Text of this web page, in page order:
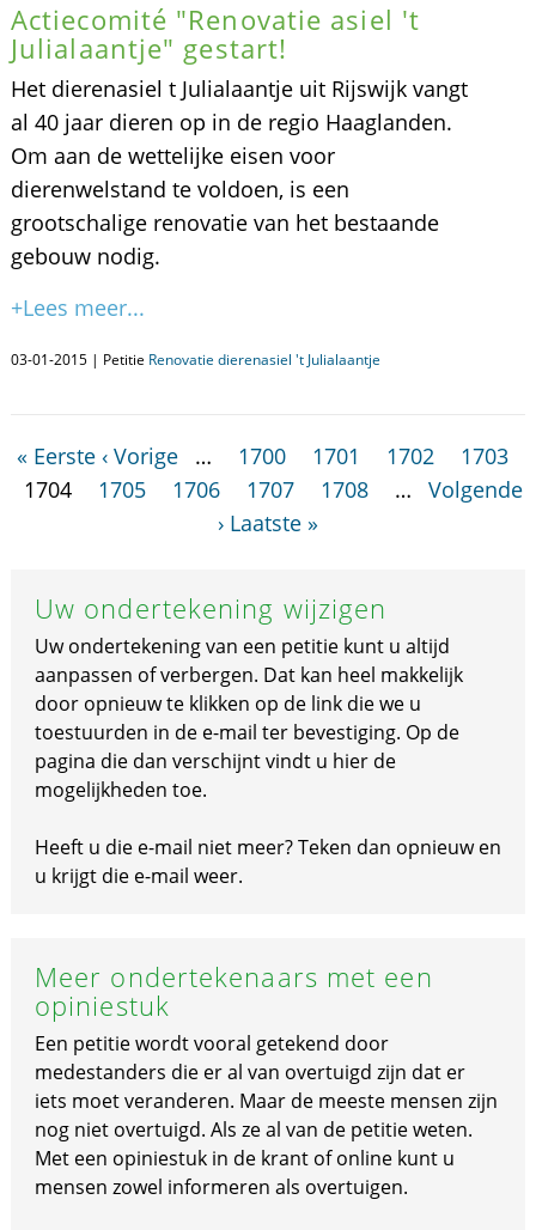
Actiecomité "Renovatie asiel 't
Julialaantje" gestart!
Het dierenasiel t Julialaantje uit Rijswijk vangt
al 40 jaar dieren op in de regio Haaglanden.
Om aan de wettelijke eisen voor
dierenwelstand te voldoen, is een
grootschalige renovatie van het bestaande
gebouw nodig.
+Lees meer...
03-01-2015 | Petitie Renovatie dierenasiel 't Julialaantje
« Eerste ‹ Vorige … 1700 1701 1702
1703
1704
1705 1706 1707 1708 …
Volgende
› Laatste »
Uw ondertekening wijzigen
Uw ondertekening van een petitie kunt u altijd
aanpassen of verbergen. Dat kan heel makkelijk
door opnieuw te klikken op de link die we u
toestuurden in de e-mail ter bevestiging. Op de
pagina die dan verschijnt vindt u hier de
mogelijkheden toe.
Heeft u die e-mail niet meer? Teken dan opnieuw en
u krijgt die e-mail weer.
Meer ondertekenaars met een
opiniestuk
Een petitie wordt vooral getekend door
medestanders die er al van overtuigd zijn dat er
iets moet veranderen. Maar de meeste mensen zijn
nog niet overtuigd. Als ze al van de petitie weten.
Met een opiniestuk in de krant of online kunt u
mensen zowel informeren als overtuigen.